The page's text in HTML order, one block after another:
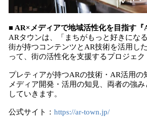
■ AR×メディアで地域活性化を目指す『
ARタウンは、「まちがもっと好きにな
街が持つコンテンツとAR技術を活用し
って、街の活性化を支援するプロジェク
プレティアが持つARの技術・AR活用の
メディア開発・活用の知見、両者の強
していきます。
公式サイト： https://ar-town.jp/